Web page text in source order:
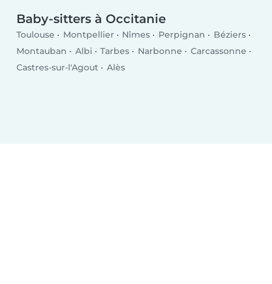
Baby-sitters à Occitanie
Toulouse Montpellier Nîmes Perpignan
Béziers
Montauban
Albi Tarbes Narbonne
Carcassonne
Castres-sur-l'Agout
Alès